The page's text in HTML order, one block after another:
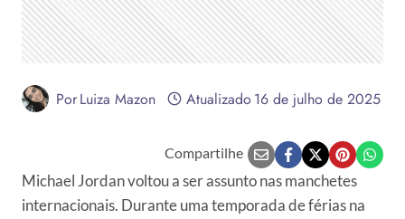
PorLuiza Mazon Atualizado16 de julho de 2025
Compartilhe
Michael Jordan voltou a ser assunto nas manchetes
internacionais. Durante uma temporada de férias na